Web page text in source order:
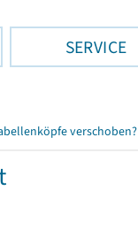
SERVICE
verschoben?